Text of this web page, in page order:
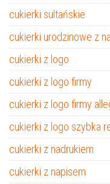
cukierki sultańskie
cukierki urodzinowe z
cukierki z logo
cukierki z logo firmy
cukierki z logo firmy
cukierki z logo szybka
cukierki z nadrukiem
cukierki z napisem